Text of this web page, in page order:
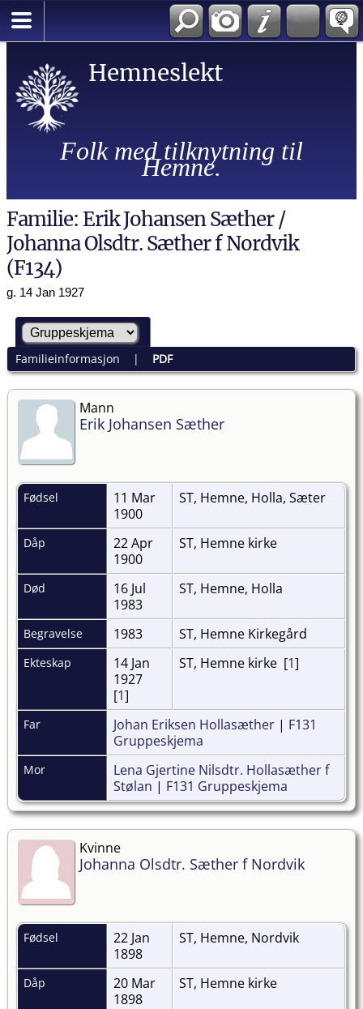
Hemneslekt
Folk med tilknytning til
Hemne.
Familie: Erik Johansen Sæther /
Johanna Olsdtr. Sæther f Nordvik
(F134)
g. 14 Jan 1927
Familieinformasjon | PDF
Mann
Erik Johansen Sæther
Fødsel
11 Mar
1900
ST, Hemne, Holla, Sæter
Dåp
22 Apr
1900
ST, Hemne kirke
Død
16 Jul
1983
ST, Hemne, Holla
Begravelse 1983 ST, Hemne Kirkegård
Ekteskap
14 Jan
1927
[1]
ST, Hemne kirke [1]
Far Johan Eriksen Hollasæther | F131
Gruppeskjema
Mor
Lena Gjertine Nilsdtr. Hollasæther f
Stølan | F131 Gruppeskjema
Kvinne
Johanna Olsdtr. Sæther f Nordvik
Fødsel
22 Jan
1898
ST, Hemne, Nordvik
Dåp
20 Mar
1898
ST, Hemne kirke